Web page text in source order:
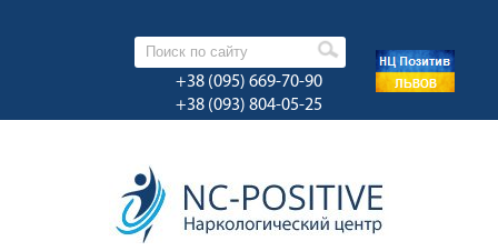
+38 (095) 669-70-90
+38 (093) 804-05-25